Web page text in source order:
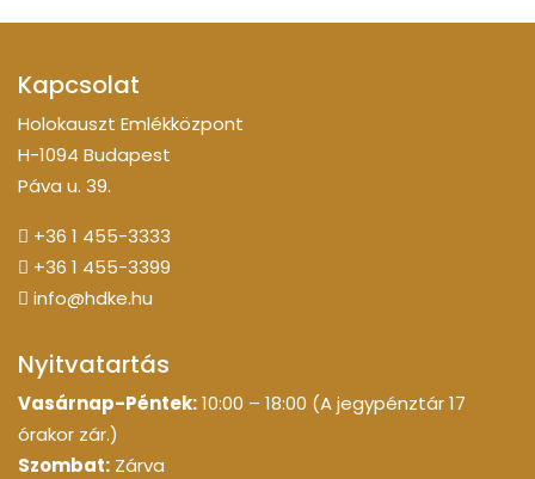
Kapcsolat
Holokauszt Emlékközpont
H-1094 Budapest
Páva u. 39.
+36 1 455-3333
+36 1 455-3399
info@hdke.hu
Nyitvatartás
Vasárnap-Péntek:10:00 – 18:00 (A jegypénztár 17
órakor zár.)
Szombat: Zárva